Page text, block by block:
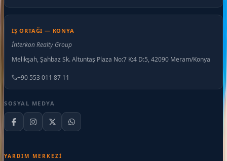
İŞ ORTAĞI — KONYA
İnterkon Realty Group
Melikşah, Şahbaz Sk. Altuntaş Plaza No:7 K:4 D:5, 42090 Meram/Konya
+90 553 011 87 11
SOSYAL MEDYA
YARDIM MERKEZI